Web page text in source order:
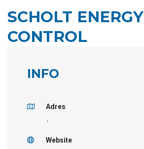
SCHOLT ENERGY
CONTROL
INFO
Adres
Website